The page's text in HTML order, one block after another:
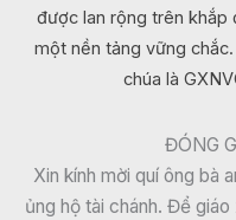
được lan rộng trên khắp
một nền tảng vững
chúa là
ĐÓNG
Xin kính mời quí ông bà
ủng hộ tài chánh. Để